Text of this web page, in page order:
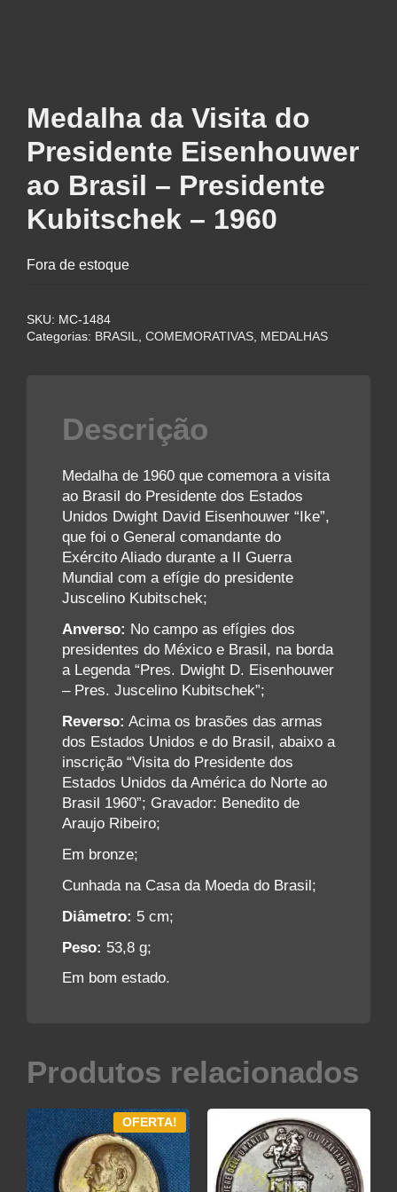
Medalha da Visita do
Presidente Eisenhouwer
ao Brasil – Presidente
Kubitschek – 1960
Fora de estoque
SKU: MC-1484
Categorias: BRASIL, COMEMORATIVAS, MEDALHAS
Descrição
Medalha de 1960 que comemora a visita
ao Brasil do Presidente dos Estados
Unidos Dwight David Eisenhouwer “Ike”,
que foi o General comandante do
Exército Aliado durante a II Guerra
Mundial com a efígie do presidente
Juscelino Kubitschek;
Anverso: No campo as efígies dos
presidentes do México e Brasil, na borda
a Legenda “Pres. Dwight D. Eisenhouwer
– Pres. Juscelino Kubitschek”;
Reverso: Acima os brasões das armas
dos Estados Unidos e do Brasil, abaixo a
inscrição “Visita do Presidente dos
Estados Unidos da América do Norte ao
Brasil 1960”; Gravador: Benedito de
Araujo Ribeiro;
Em bronze;
Cunhada na Casa da Moeda do Brasil;
Diâmetro: 5 cm;
Peso: 53,8 g;
Em bom estado.
Produtos relacionados
OFERTA!